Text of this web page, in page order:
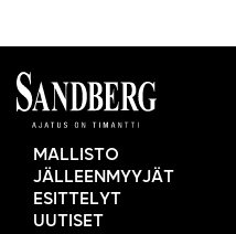
MALLISTO
JÄLLEENMYYJÄT
ESITTELYT
UUTISET